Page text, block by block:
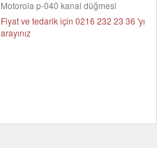
Motorola p-040 kanal düğmesi
Fiyat ve tedarik için 0216 232 23 36 'yı
arayınız